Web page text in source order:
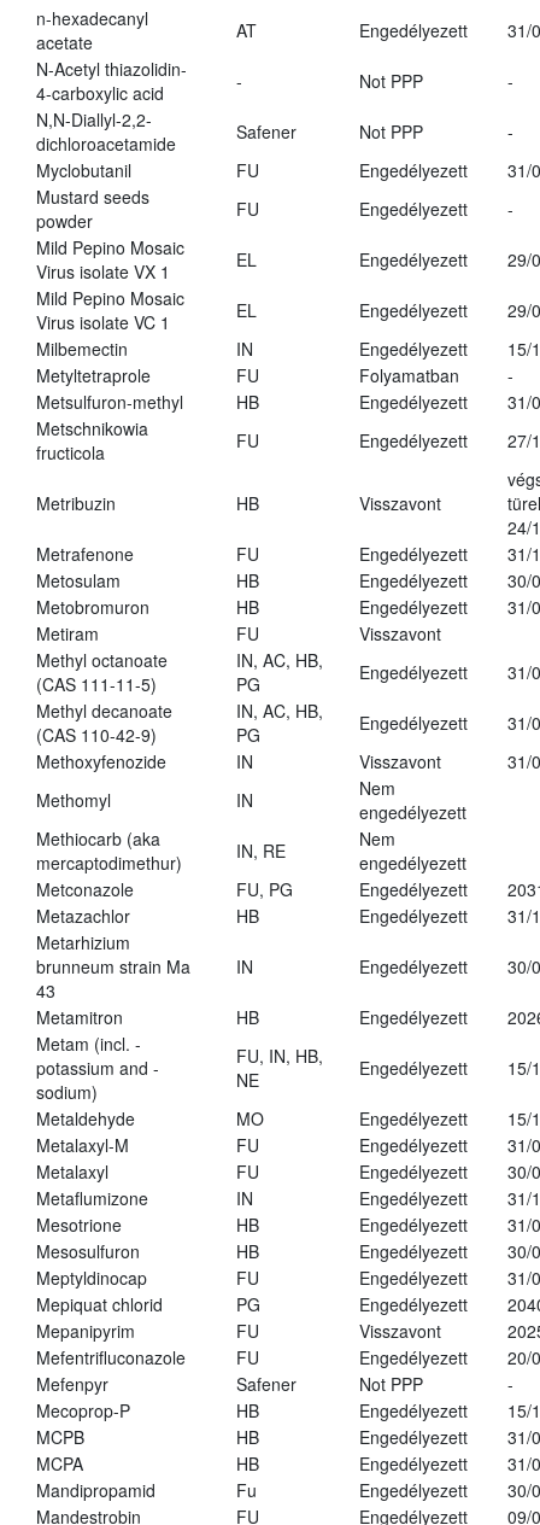
n-hexadecanyl
acetate
AT Engedélyezett
31/
N-Acetyl thiazolidin-
4-carboxylic acid
- Not PPP
-
N,N-Diallyl-2,2-
dichloroacetamide
Safener Not PPP
-
Myclobutanil
FU Engedélyezett
31/
Mustard seeds
powder
FU Engedélyezett
-
Mild Pepino Mosaic
Virus isolate VX 1
EL Engedélyezett
29/
Mild Pepino Mosaic
Virus isolate VC 1
EL Engedélyezett
29/
Milbemectin
IN Engedélyezett
15/
Metyltetraprole
FU Folyamatban
-
Metsulfuron-methyl
HB Engedélyezett
31/
Metschnikowia
fructicola
FU Engedélyezett 27/
Metribuzin HB Visszavont
24/
Metrafenone
FU Engedélyezett
31/
Metosulam
HB Engedélyezett
30/
Metobromuron
HB Engedélyezett
31/
Metiram
FU
Visszavont
Methyl octanoate
(CAS 111-11-5)
IN, AC, HB,
PG
Engedélyezett
31/
Methyl decanoate
(CAS 110-42-9)
IN, AC, HB,
PG
Engedélyezett
31/
Methoxyfenozide
IN Visszavont
31/
Methomyl
IN
Nem
engedélyezett
Methiocarb (aka
mercaptodimethur)
IN, RE
Nem
engedélyezett
Metconazole
FU, PG Engedélyezett
Metazachlor
HB Engedélyezett
31/
Metarhizium
brunneum strain Ma
43
IN Engedélyezett 30/
Metamitron HB Engedélyezett
Metam (incl. -
potassium and -
sodium)
FU, IN, HB,
NE
Engedélyezett 15/
Metaldehyde MO Engedélyezett
15/
Metalaxyl-M
FU Engedélyezett
31/
Metalaxyl
FU Engedélyezett
30/
Metaflumizone
IN Engedélyezett
31/
Mesotrione
HB Engedélyezett
31/
Mesosulfuron
HB Engedélyezett
30/
Meptyldinocap
FU Engedélyezett
31/
Mepiquat chlorid
PG Engedélyezett
Mepanipyrim
FU Visszavont
Mefentrifluconazole
FU Engedélyezett
20/
Mefenpyr
Safener Not PPP
-
Mecoprop-P
HB Engedélyezett
15/
MCPB
HB Engedélyezett
31/
MCPA
HB Engedélyezett
31/
Mandipropamid
Fu Engedélyezett
30/
Mandestrobin
FU Engedélyezett
09/